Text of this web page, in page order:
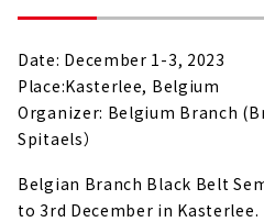
Date: December 1-3, 2023
Place:Kasterlee, Belgium
Organizer: Belgium Branch
Spitaels）
Belgian Branch Black Belt
to 3rd December in Kasterlee.